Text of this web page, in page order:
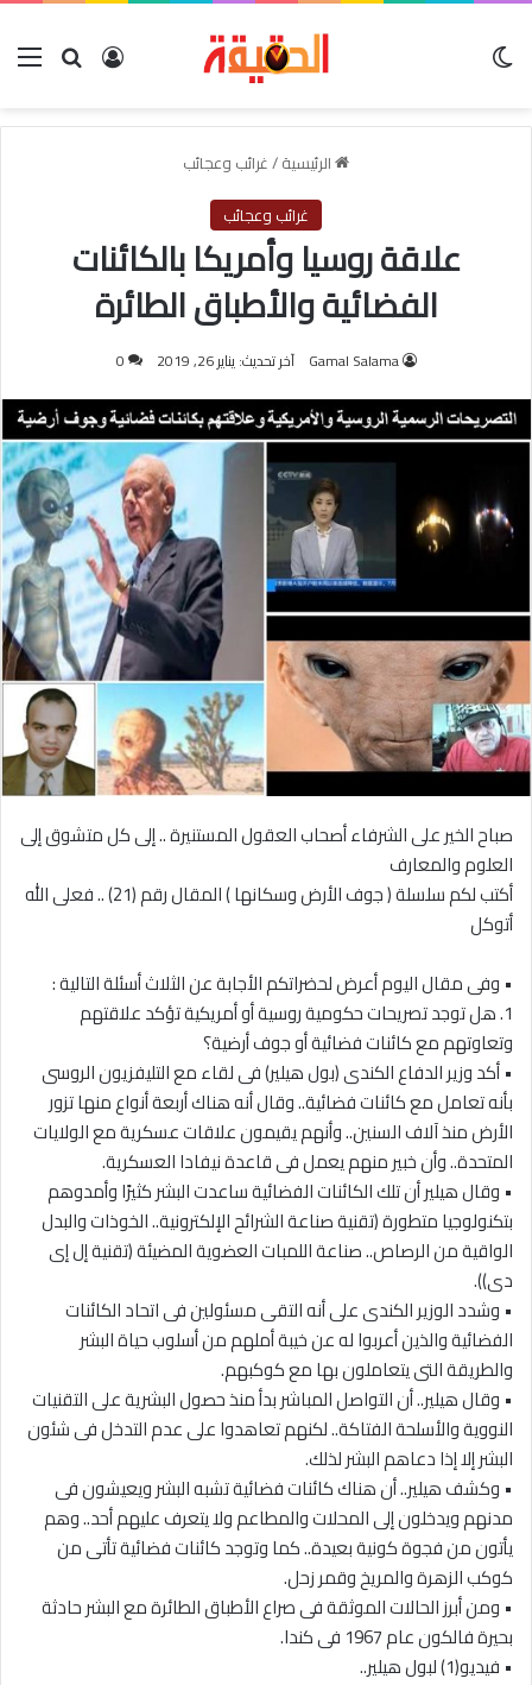
بحث عنتسجيل
الرئيسية/غرائب وعجائب
غرائب وعجائب
علاقة روسيا وأمريكا بالكائنات
الفضائية والأطباق الطائرة
Gamal Salama آخر تحديث: يناير 26, 2019 0
صباح الخير على الشرفاء أصحاب العقول المستنيرة .. إلى كل متشوق إلى
العلوم والمعارف
أكتب لكم سلسلة ( جوف الأرض وسكانها ) المقال رقم (21) .. فعلى الله
أتوكل
• وفى مقال اليوم أعرض لحضراتكم الأجابة عن الثلاث أسئلة التالية :
1. هل توجد تصريحات حكومية روسية أو أمريكية تؤكد علاقتهم
وتعاوتهم مع كائنات فضائية أو جوف أرضية؟
• أكد وزير الدفاع الكندى (بول هيلير) فى لقاء مع التليفزيون الروسى
بأنه تعامل مع كائنات فضائية.. وقال أنه هناك أربعة أنواع منها تزور
الأرض منذ آلاف السنين.. وأنهم يقيمون علاقات عسكرية مع الولايات
المتحدة.. وأن خبير منهم يعمل فى قاعدة نيفادا العسكرية.
• وقال هيلير أن تلك الكائنات الفضائية ساعدت البشر كثيرًا وأمدوهم
بتكنولوجيا متطورة (تقنية صناعة الشرائح الإلكترونية.. الخوذات والبدل
الواقية من الرصاص.. صناعة اللمبات العضوية المضيئة (تقنية إل إى
دى)).
• وشدد الوزير الكندى على أنه التقى مسئولين فى اتحاد الكائنات
الفضائية والذين أعربوا له عن خيبة أملهم من أسلوب حياة البشر
والطريقة التى يتعاملون بها مع كوكبهم.
• وقال هيلير.. أن التواصل المباشر بدأ منذ حصول البشرية على التقنيات
النووية والأسلحة الفتاكة.. لكنهم تعاهدوا على عدم التدخل فى شئون
البشر إلا إذا دعاهم البشر لذلك.
• وكشف هيلير.. أن هناك كائنات فضائية تشبه البشر ويعيشون فى
مدنهم ويدخلون إلى المحلات والمطاعم ولا يتعرف عليهم أحد.. وهم
يأتون من فجوة كونية بعيدة.. كما وتوجد كائنات فضائية تأتى من
كوكب الزهرة والمريخ وقمر زحل.
• ومن أبرز الحالات الموثقة فى صراع الأطباق الطائرة مع البشر حادثة
بحيرة فالكون عام 1967 فى كندا.
• فيديو(1) لبول هيلير..